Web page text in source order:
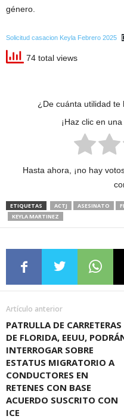
género.
Solicitud casacion Keyla Febrero 2025
74 total views
¿De cuánta utilidad te
¡Haz clic en
Hasta ahora, ¡no hay
ETIQUETAS ACTJ ASESINATO
KEYLA MARTINEZ
Artículo anterior
PATRULLA DE CARRETERAS
DE FLORIDA, EEUU,
INTERROGAR SOBRE
ESTATUS MIGRATORIO A
CONDUCTORES EN
RETENES CON BASE
ACUERDO SUSCRITO CON
ICE